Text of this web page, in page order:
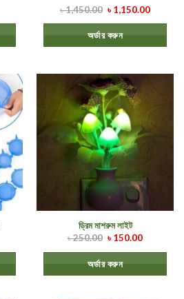
৳1,450.00 ৳1,150.00
অর্ডার করুন
ড্রিম মাশরুম লাইট
৳250.00 ৳150.00
অর্ডার করুন